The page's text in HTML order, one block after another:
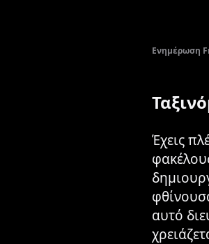
Ενημέρωση
Έχεις
αυτό